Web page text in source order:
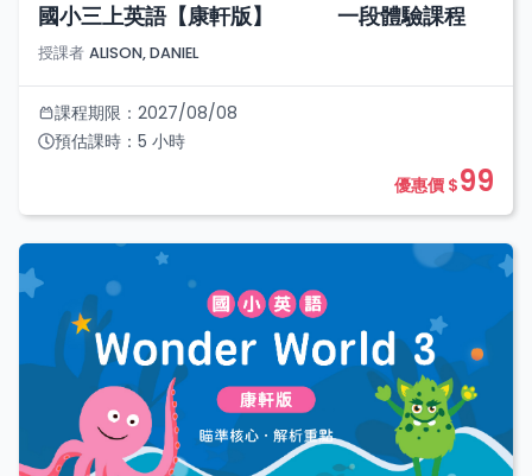
國小三上英語【康軒版】 一段體驗課程
授課者 ALISON, DANIEL
課程期限： 2027/08/08
預估課時： 5 小時
優惠價 $99